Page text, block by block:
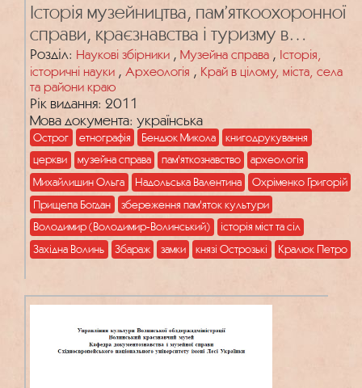
Історія музейництва, пам’яткоохоронної
справи, краєзнавства і туризму в
Острозі та на Волині. Вип 3
Розділ: Наукові збірники , Музейна справа , Історія,
історичні науки , Археологія , Край в цілому, міста, села
та райони краю
Рік видання: 2011
Мова документа: українська
Острог етнографія Бендюк Микола
книгодрукування
церкви
музейна справа пам'яткознавство
археологія
Михайлишин Ольга
Надольська Валентина
Охріменко Григорій
Прищепа Богдан
збереження пам'яток культури
Володимир (Володимир-Волинський)
історія міст та сіл
Західна Волинь
Збараж замки князі Острозькі Кралюк Петро